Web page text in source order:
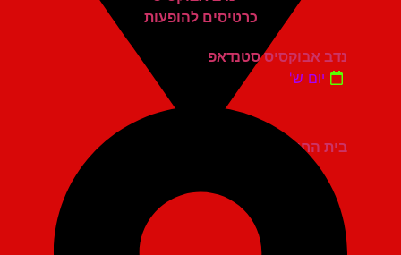
בית החייל תל אביב
נדב אבוקסיס סטנדאפ
יום ש'